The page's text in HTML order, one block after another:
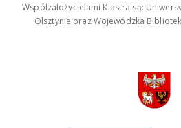
Współzałożycielami Klastra są:
Olsztynie oraz Wojewódzka